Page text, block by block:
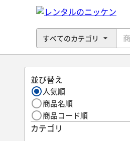
並び替え
人気順
商品名順
商品コード順
カテゴリ